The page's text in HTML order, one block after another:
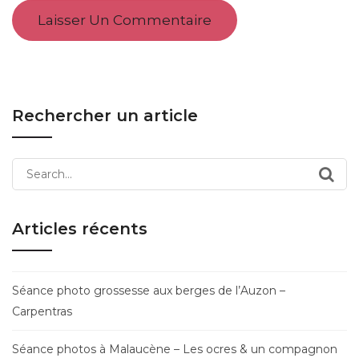
Rechercher un article
Search
for:
Articles récents
Séance photo grossesse aux berges de l’Auzon –
Carpentras
Séance photos à Malaucène – Les ocres & un compagnon